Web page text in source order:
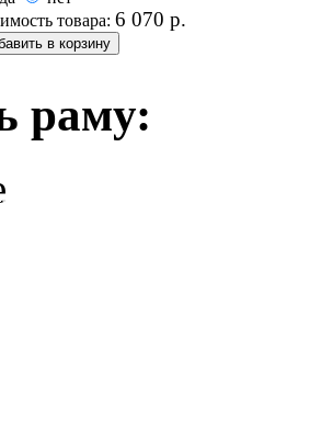
товара: 6 070 р.
раму:
цвета